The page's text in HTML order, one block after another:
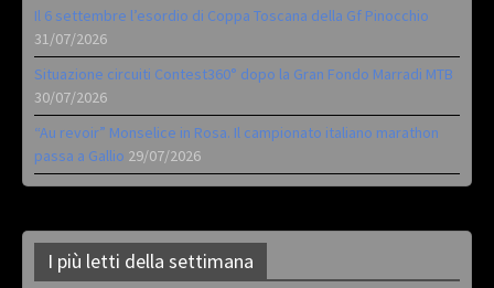
Il 6 settembre l’esordio di Coppa Toscana della Gf Pinocchio
31/07/2026
Situazione circuiti Contest360° dopo la Gran Fondo Marradi MTB
30/07/2026
“Au revoir” Monselice in Rosa. Il campionato italiano marathon
passa a Gallio 29/07/2026
I più letti della settimana